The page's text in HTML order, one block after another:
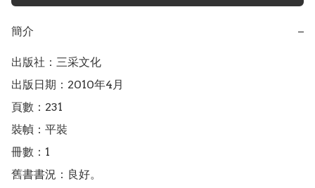
簡介 −
出版社：三采文化
出版日期：2010年4月
頁數：231
裝幀：平裝
冊數：1
舊書書況：良好。